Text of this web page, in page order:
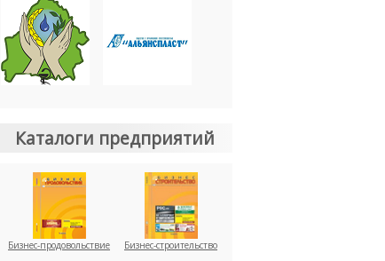
Каталоги предприятий
Бизнес-продовольствие Бизнес-строительство